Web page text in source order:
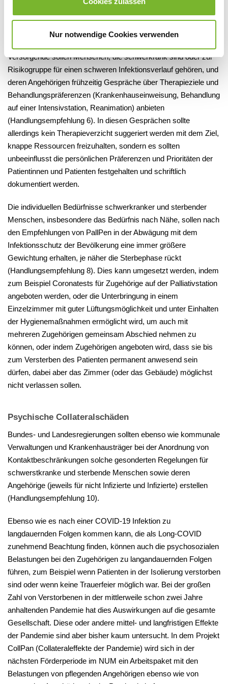
Nur notwendige Cookies verwenden
Therapieziele ansprechen
Versorgende sollen Menschen, die schwerkrank sind oder zur
Risikogruppe für einen schweren Infektionsverlauf gehören, und
deren Angehörigen frühzeitig Gespräche über Therapieziele und
Behandlungspräferenzen (Krankenhauseinweisung, Behandlung
auf einer Intensivstation, Reanimation) anbieten
(Handlungsempfehlung 6). In diesen Gesprächen sollte
allerdings kein Therapieverzicht suggeriert werden mit dem Ziel,
knappe Ressourcen freizuhalten, sondern es sollten
unbeeinflusst die persönlichen Präferenzen und Prioritäten der
Patientinnen und Patienten festgehalten und schriftlich
dokumentiert werden.
Die individuellen Bedürfnisse schwerkranker und sterbender
Menschen, insbesondere das Bedürfnis nach Nähe, sollen nach
den Empfehlungen von PallPen in der Abwägung mit dem
Infektionsschutz der Bevölkerung eine immer größere
Gewichtung erhalten, je näher die Sterbephase rückt
(Handlungsempfehlung 8). Dies kann umgesetzt werden, indem
zum Beispiel Coronatests für Zugehörige auf der Palliativstation
angeboten werden, oder die Unterbringung in einem
Einzelzimmer mit guter Lüftungsmöglichkeit und unter Einhalten
der Hygienemaßnahmen ermöglicht wird, um auch mit
mehreren Zugehörigen gemeinsam Abschied nehmen zu
können, oder indem Zugehörigen angeboten wird, dass sie bis
zum Versterben des Patienten permanent anwesend sein
dürfen, dabei aber das Zimmer (oder das Gebäude) möglichst
nicht verlassen sollen.
Psychische Collateralschäden
Bundes- und Landesregierungen sollten ebenso wie kommunale
Verwaltungen und Krankenhausträger bei der Anordnung von
Kontaktbeschränkungen solche gesonderten Regelungen für
schwerstkranke und sterbende Menschen sowie deren
Angehörige (jeweils für nicht Infizierte und Infizierte) erstellen
(Handlungsempfehlung 10).
Ebenso wie es nach einer COVID-19 Infektion zu
langdauernden Folgen kommen kann, die als Long-COVID
zunehmend Beachtung finden, können auch die psychosozialen
Belastungen bei den Zugehörigen zu langandauernden Folgen
führen, zum Beispiel wenn Patienten in der Isolierung verstorben
sind oder wenn keine Trauerfeier möglich war. Bei der großen
Zahl von Verstorbenen in der mittlerweile schon zwei Jahre
anhaltenden Pandemie hat dies Auswirkungen auf die gesamte
Gesellschaft. Diese oder andere mittel- und langfristigen Effekte
der Pandemie sind aber bisher kaum untersucht. In dem Projekt
CollPan (Collateraleffekte der Pandemie) wird sich in der
nächsten Förderperiode im NUM ein Arbeitspaket mit den
Belastungen von pflegenden Angehörigen ebenso wie von